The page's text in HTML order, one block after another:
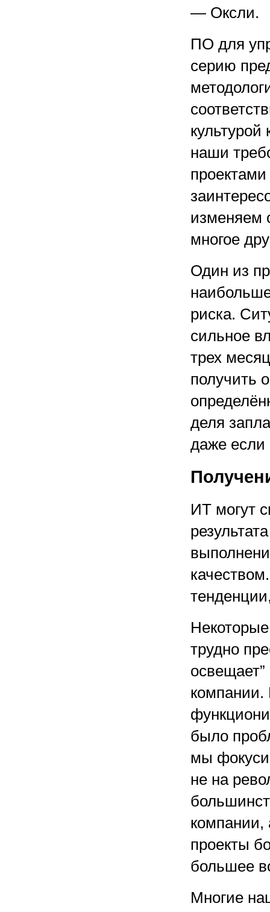
— Оксли.
ПО для
серию
наши
изменяем
многое
Один из
риска.
сильное
трех
получить
деля
даже если
ИТ могут
трудно
было
мы
не на
компании,
проекты
большее
Многие